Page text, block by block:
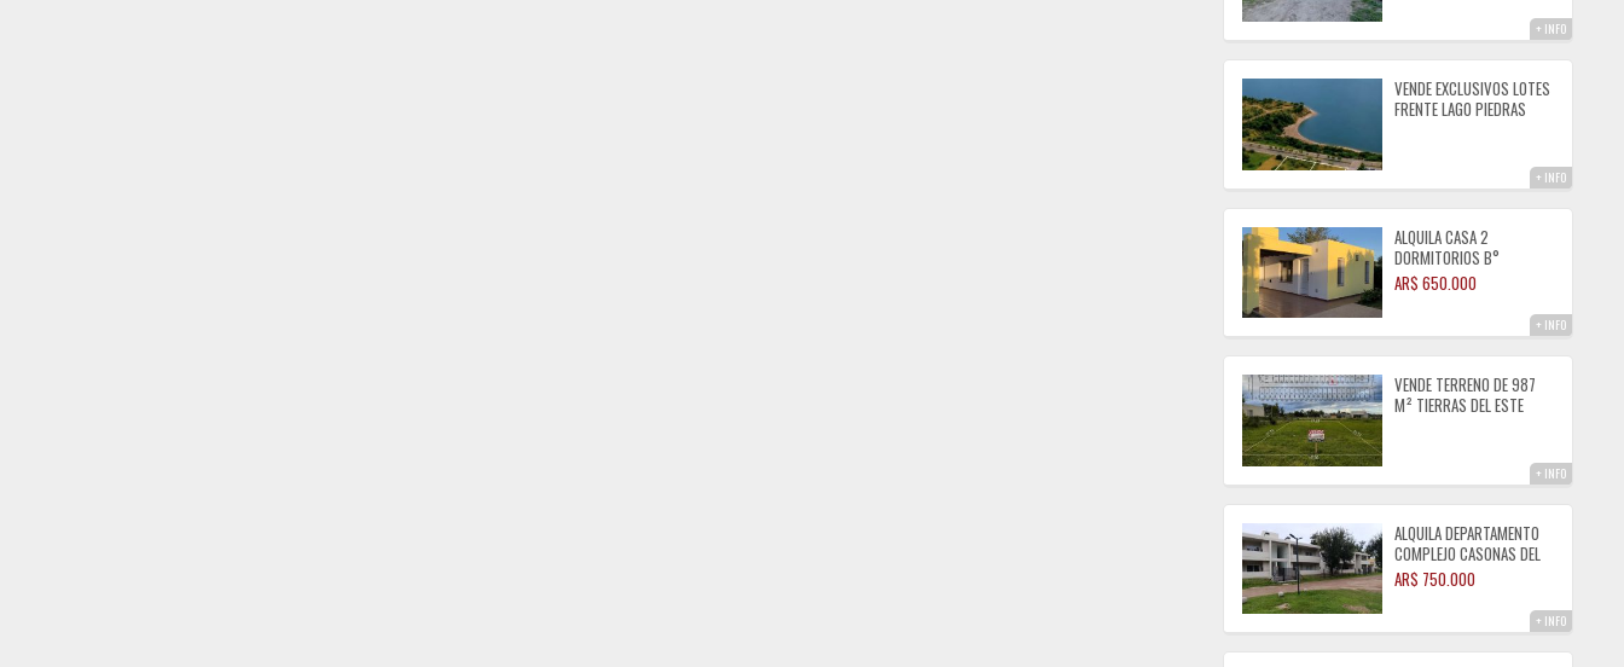
+ INFO
VENDE EXCLUSIVOS LOTES
FRENTE LAGO PIEDRAS
+ INFO
ALQUILA CASA 2
DORMITORIOS B°
TIERRAS DEL FUNDADOR
ALMAFUERTE
AR$ 650.000
+ INFO
VENDE TERRENO DE 987
M² TIERRAS DEL ESTE
+ INFO
ALQUILA DEPARTAMENTO
COMPLEJO CASONAS DEL
LAGO ALMAFUERTE
AR$ 750.000
+ INFO